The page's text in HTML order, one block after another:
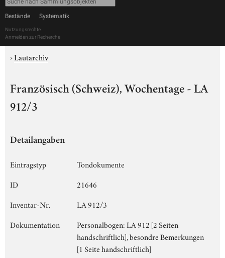
Bestände Systematik
Nutzungsrechte
Anmelden zur Recherche
›Lautarchiv
Französisch (Schweiz), Wochentage - LA
912/3
Detailangaben
Eintragstyp
Tondokumente
ID
21646
Inventar-Nr.
LA 912/3
Dokumentation
Personalbogen: LA 912 [2 Seiten
handschriftlich], besondre Bemerkungen
[1 Seite handschriftlich]